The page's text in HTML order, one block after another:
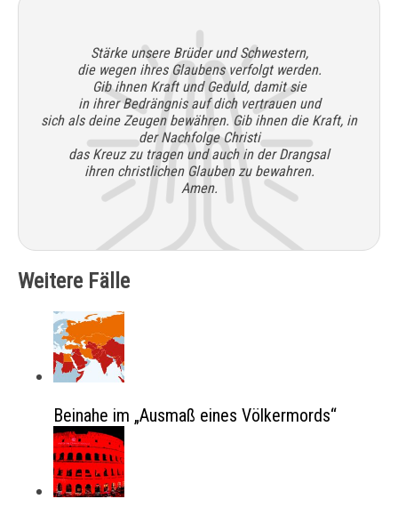
Stärke unsere Brüder und Schwestern,
die wegen ihres Glaubens verfolgt werden.
Gib ihnen Kraft und Geduld, damit sie
in ihrer Bedrängnis auf dich vertrauen und
sich als deine Zeugen bewähren. Gib ihnen die Kraft, in
der Nachfolge Christi
das Kreuz zu tragen und auch in der Drangsal
ihren christlichen Glauben zu bewahren.
Amen.
Weitere Fälle
Beinahe im „Ausmaß eines Völkermords“